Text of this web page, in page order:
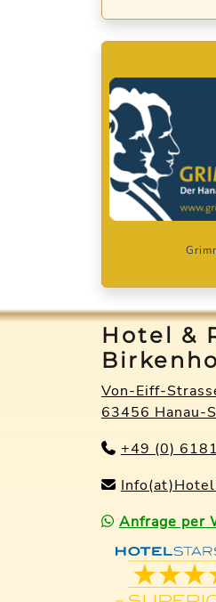
Hotel &
Von-Eiff-
63456 Hanau-
+49 (0)
Anfrage per